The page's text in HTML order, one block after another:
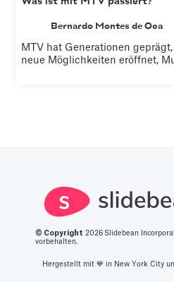
Bernardo Montes de Oca
MTV hat Generationen
neue Möglichkeiten eröffnet,
© Copyright 2026 Slidebean
vorbehalten.
Hergestellt mit 💙️ in New York City